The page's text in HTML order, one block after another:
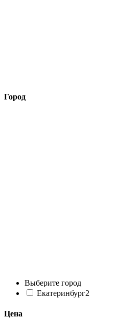
Город
Выберите город
Екатеринбург2
Цена